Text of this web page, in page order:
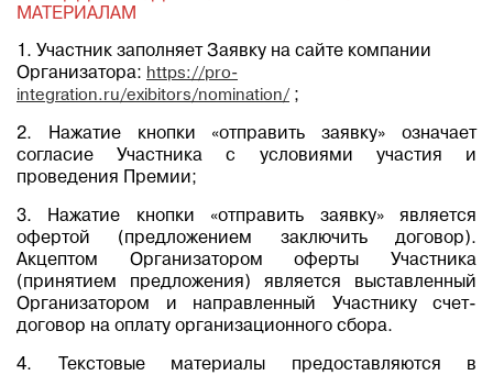
МАТЕРИАЛАМ
1. Участник заполняет Заявку на сайте компании
Организатора: https://pro-
integration.ru/exibitors/nomination/ ;
2. Нажатие кнопки «отправить заявку» означает
согласие Участника с условиями участия и
проведения Премии;
3. Нажатие кнопки «отправить заявку» является
офертой (предложением заключить договор).
Акцептом Организатором оферты Участника
(принятием предложения) является выставленный
Организатором и направленный Участнику счет-
договор на оплату организационного сбора.
4. Текстовые материалы предоставляются в